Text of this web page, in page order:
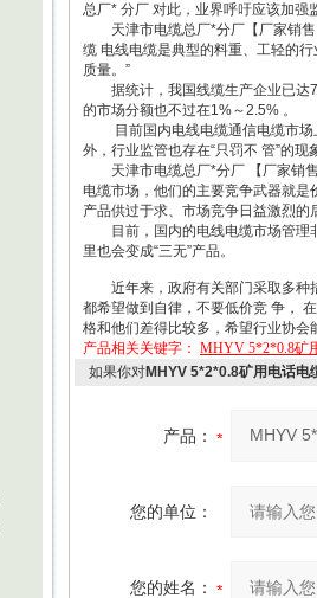
总厂* 分厂 对此，业界呼吁应该加强
天津市电缆总厂*分厂【厂家销售
缆 电线电缆是典型的料重、工轻的
质量。”
据统计，我国线缆生产企业已达
的市场分额也不过在1%～2.5% 。
目前国内电线电缆通信电缆市场上
外，行业监管也存在“只罚不 管”的
天津市电缆总厂*分厂 【厂家销售
电缆市场，他们的主要竞争武器就
产品供过于求、市场竞争日益激烈的
目前，国内的电线电缆市场管理非
里也会变成“三无”产品。
近年来，政府有关部门采取多种措
都希望做到自律，不要低价竞 争，
格和他们差得比较多，希望行业协
产品相关关键字： MHYV 5*2*0.8矿
如果你对MHYV 5*2*0.8矿用电话电
产品：
您的单位：
您的姓名：